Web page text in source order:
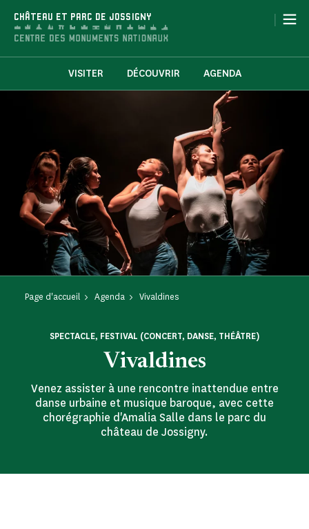
CHÂTEAU ET PARC DE JOSSIGNY |
VISITER DÉCOUVRIR AGENDA
Page d'accueil Agenda Vivaldines
Vivaldines
SPECTACLE, FESTIVAL (CONCERT, DANSE, THÉÂTRE)
Venez assister à une rencontre inattendue entre
danse urbaine et musique baroque, avec cette
chorégraphie d'Amalia Salle dans le parc du
château de Jossigny.